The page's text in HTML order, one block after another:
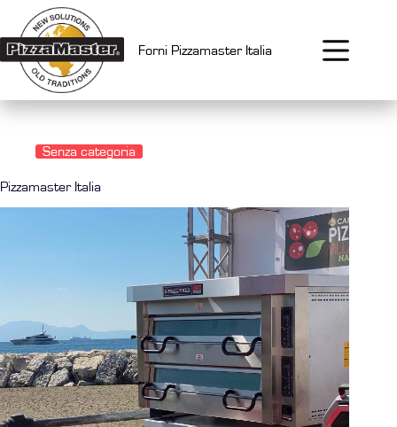
contenuto
Forni Pizzamaster Italia
Senza categoria
Pizzamaster Italia